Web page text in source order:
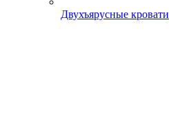
Двухъярусные кровати